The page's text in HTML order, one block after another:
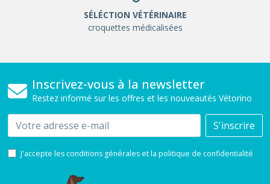
SÉLÉCTION VÉTÉRINAIRE
croquettes médicalisées
Inscrivez-vous à la newsletter
Restez informé sur les offres et les nouveautés Vétorino
Email S'inscrire
J'accepte les conditions générales et la politique de confidentialité